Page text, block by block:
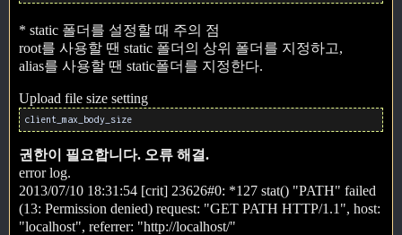
* static 폴더를 설정할 때 주의 점
root를 사용할 땐 static 폴더의 상위 폴더를 지정하고,
alias를 사용할 땐 static폴더를 지정한다.
Upload file size setting
client_max_body_size
권한이 필요합니다. 오류 해결.
error log.
2013/07/10 18:31:54 [crit] 23626#0: *127 stat() "PATH" failed
(13: Permission denied) request: "GET PATH HTTP/1.1", host:
"localhost", referrer: "http://localhost/"